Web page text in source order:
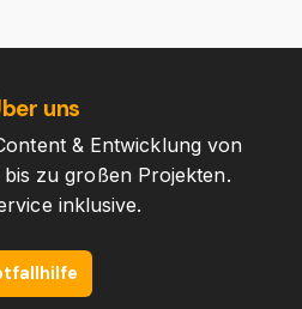
uns
& Entwicklung von
zu großen Projekten.
inklusive.